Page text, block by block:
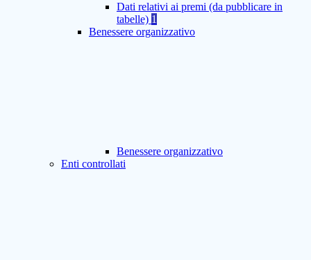
Dati relativi ai premi (da pubblicare in
tabelle) 1
Benessere organizzativo
Benessere organizzativo
Enti controllati